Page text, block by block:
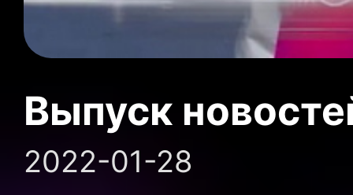
Выпуск
2022-01-28